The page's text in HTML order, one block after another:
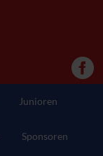
Junioren
Sponsoren